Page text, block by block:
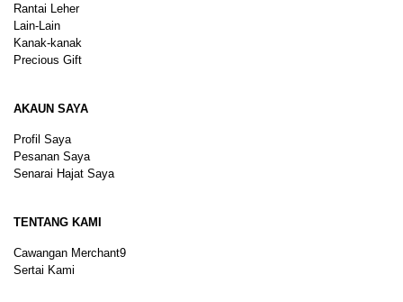
Rantai Leher
Lain-Lain
Kanak-kanak
Precious Gift
AKAUN SAYA
Profil Saya
Pesanan Saya
Senarai Hajat Saya
TENTANG KAMI
Cawangan Merchant9
Sertai Kami